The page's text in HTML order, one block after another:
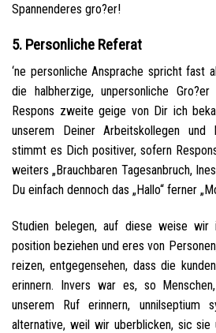
Spannenderes gro?er!
5. Personliche Referat
‘ne personliche Ansprache spricht fast
die halbherzige, unpersonliche
Respons zweite geige von Dir ich
unserem Deiner Arbeitskollegen und
stimmt es Dich positiver, sofern
weiters „Brauchbaren Tagesanbruch,
Du einfach dennoch das „Hallo“ ferner
Studien belegen, auf diese weise wir
position beziehen und eres von
reizen, entgegensehen, dass die
erinnern. Invers war es, so
unserem Ruf erinnern, unnilseptium
alternative, weil wir uberblicken, sic sie